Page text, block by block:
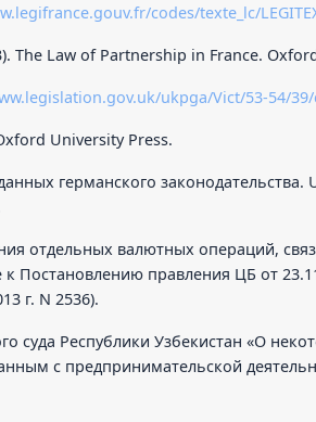
codes/texte_lc/
The Law of Partnership in France.
ukpga/Vict/53-54/
University Press.
германского законодательства.
отдельных валютных операций,
Постановлению правления ЦБ от
г. N 2536).
суда Республики Узбекистан «О
с предпринимательской